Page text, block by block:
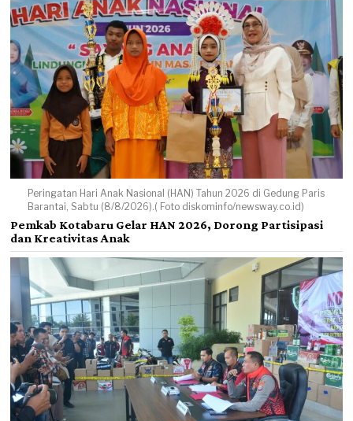
Peringatan Hari Anak Nasional (HAN) Tahun 2026 di Gedung Paris
Barantai, Sabtu (8/8/2026).( Foto diskominfo/newsway.co.id)
Pemkab Kotabaru Gelar HAN 2026, Dorong Partisipasi
dan Kreativitas Anak